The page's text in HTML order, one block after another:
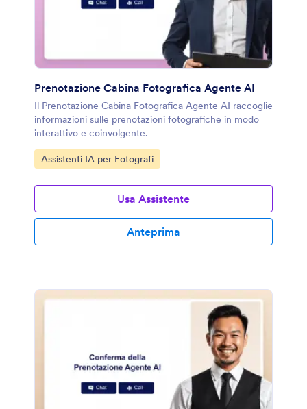
Prenotazione Cabina Fotografica Agente AI
Il Prenotazione Cabina Fotografica Agente AI raccoglie
informazioni sulle prenotazioni fotografiche in modo
interattivo e coinvolgente.
Vai alla Categoria:
Assistenti IA per Fotografi
Usa Assistente
Anteprima